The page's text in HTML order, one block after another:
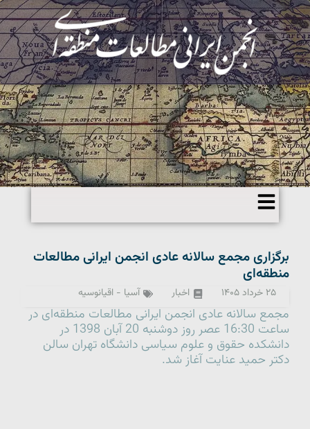
برگزاری مجمع سالانه عادی انجمن ایرانی مطالعات
منطقه‌ای
۲۵ خرداد ۱۴۰۵ اخبار آسیا - اقیانوسیه
مجمع سالانه عادی انجمن ایرانی مطالعات منطقه‌ای در
ساعت 16:30 عصر روز دوشنبه 20 آبان 1398 در
دانشکده حقوق و علوم سیاسی دانشگاه تهران سالن
دکتر حمید عنایت آغاز شد.